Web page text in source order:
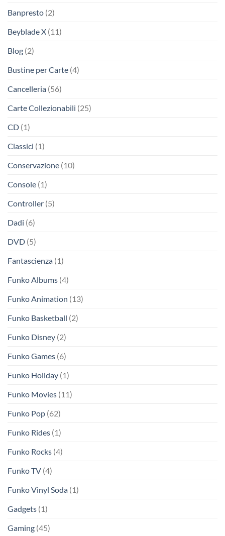
Banpresto (2)
Beyblade X (11)
Blog (2)
Bustine per Carte (4)
Cancelleria (56)
Carte Collezionabili (25)
CD (1)
Classici (1)
Conservazione (10)
Console (1)
Controller (5)
Dadi (6)
DVD (5)
Fantascienza (1)
Funko Albums (4)
Funko Animation (13)
Funko Basketball (2)
Funko Disney (2)
Funko Games (6)
Funko Holiday (1)
Funko Movies (11)
Funko Pop (62)
Funko Rides (1)
Funko Rocks (4)
Funko TV (4)
Funko Vinyl Soda (1)
Gadgets (1)
Gaming (45)